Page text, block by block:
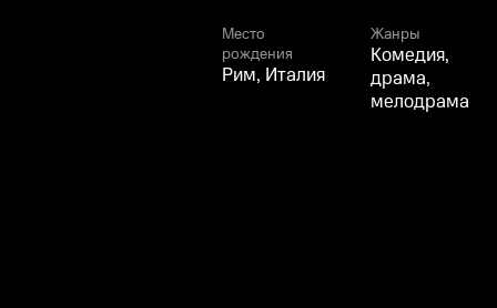
Место
рождения
Рим, Италия
Жанры
Комедия,
драма,
мелодрама